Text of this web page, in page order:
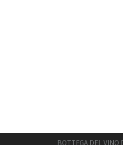
BOTTEGA DEL VINO